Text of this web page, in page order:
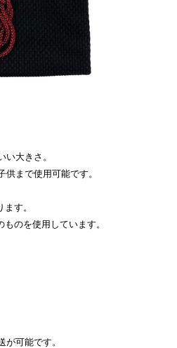
大きさ。
まで使用可能です。
す。
のを使用しています。
が可能です。